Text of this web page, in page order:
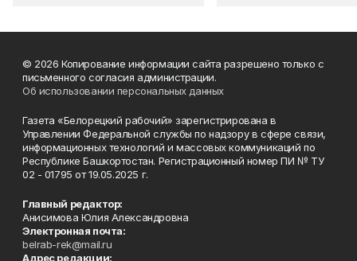
© 2026 Копирование информации сайта разрешено только с
письменного согласия администрации.
Об использовании персональных данных
Газета «Белорецкий рабочий» зарегистрирована в
Управлении Федеральной службы по надзору в сфере связи,
информационных технологий и массовых коммуникаций по
Республике Башкортостан. Регистрационный номер ПИ № ТУ
02 - 01795 от 19.05.2025 г.
Главный редактор:
Анисимова Юлия Александровна
Электронная почта:
belrab-rek@mail.ru
Адрес редакции: